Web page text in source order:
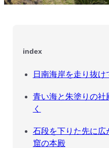
index
日南海岸を走り抜
青い海と朱塗りの社
く
石段を下りた先に広
窟の本殿